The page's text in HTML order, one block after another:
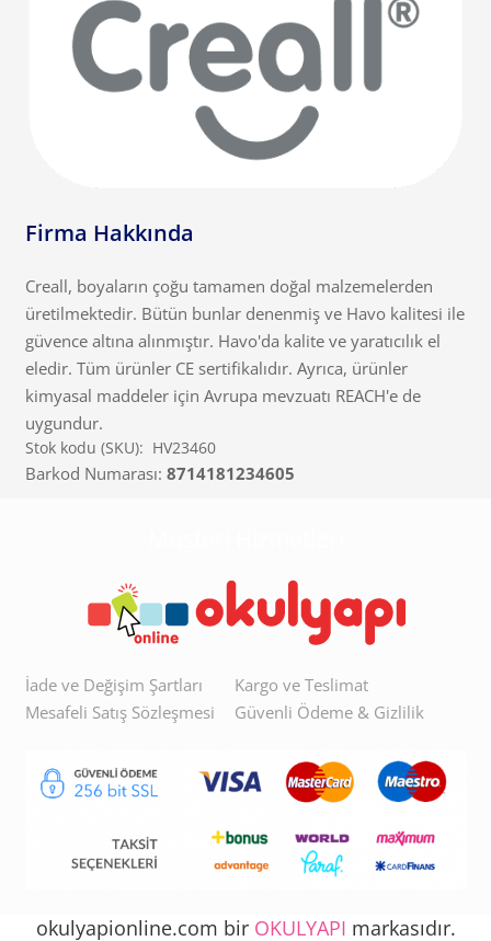
Firma Hakkında
Creall, boyaların çoğu tamamen doğal malzemelerden
üretilmektedir. Bütün bunlar denenmiş ve Havo kalitesi ile
güvence altına alınmıştır. Havo'da kalite ve yaratıcılık el
eledir. Tüm ürünler CE sertifikalıdır. Ayrıca, ürünler
kimyasal maddeler için Avrupa mevzuatı REACH'e de
uygundur.
Stok kodu (SKU): HV23460
Barkod Numarası: 8714181234605
İade ve Değişim Şartları
Mesafeli Satış Sözleşmesi
Kargo ve Teslimat
Güvenli Ödeme & Gizlilik
okulyapionline.com bir OKULYAPI markasıdır.